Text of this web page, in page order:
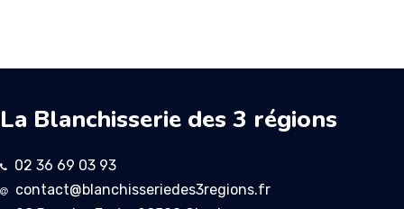
La Blanchisserie des 3 régions
02 36 69 03 93
contact@blanchisseriedes3regions.fr